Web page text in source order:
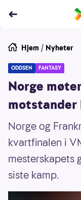
Hjem / Nyheter
ODDSEN FANTASY
Norge
Norge og
kvartfinalen i
mesterskapets
siste kamp.